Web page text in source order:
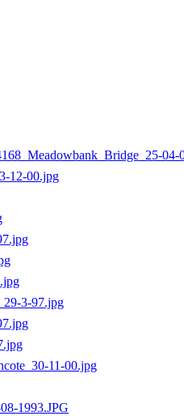
04-
12-00.jpg
3-97.jpg
11-00.jpg
1993.JPG